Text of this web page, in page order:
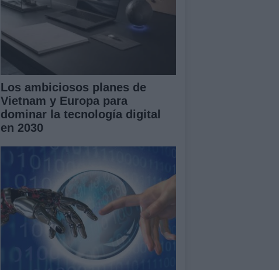
Los ambiciosos planes de
Vietnam y Europa para
dominar la tecnología digital
en 2030